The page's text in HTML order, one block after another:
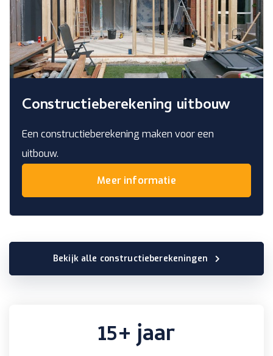
Constructieberekening uitbouw
Een constructieberekening maken voor een
uitbouw.
Meer informatie
Bekijk alle constructieberekeningen
15+ jaar